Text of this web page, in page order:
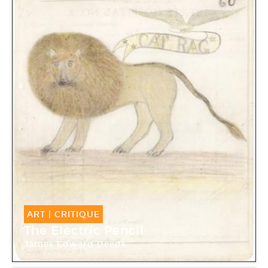
ART | CRITIQUE
The Electric Pencil
James Edward Deeds